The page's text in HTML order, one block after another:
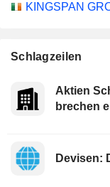
KINGSPAN
Schlagzeilen
Aktien
brechen
Devisen: